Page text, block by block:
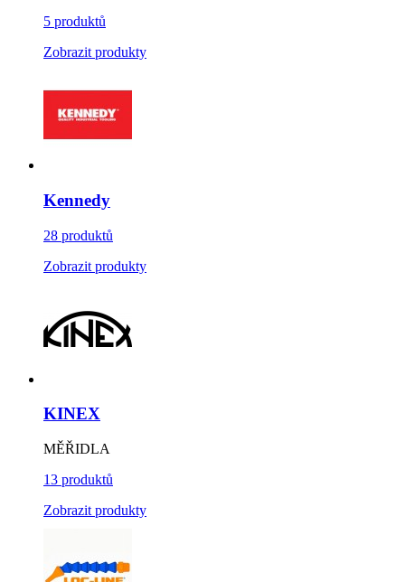
5 produktů
Zobrazit produkty
Kennedy
28 produktů
Zobrazit produkty
KINEX
MĚŘIDLA
13 produktů
Zobrazit produkty